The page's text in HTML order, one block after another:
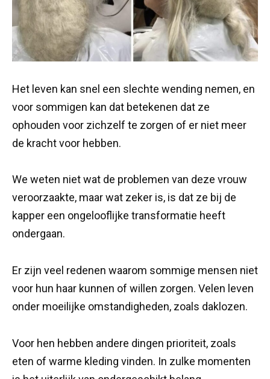
Het leven kan snel een slechte wending nemen, en
voor sommigen kan dat betekenen dat ze
ophouden voor zichzelf te zorgen of er niet meer
de kracht voor hebben.
We weten niet wat de problemen van deze vrouw
veroorzaakte, maar wat zeker is, is dat ze bij de
kapper een ongelooflijke transformatie heeft
ondergaan.
Er zijn veel redenen waarom sommige mensen niet
voor hun haar kunnen of willen zorgen. Velen leven
onder moeilijke omstandigheden, zoals daklozen.
Voor hen hebben andere dingen prioriteit, zoals
eten of warme kleding vinden. In zulke momenten